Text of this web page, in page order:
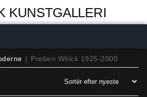
KUNSTGALLERI
| Preben Wölck 1925-2000